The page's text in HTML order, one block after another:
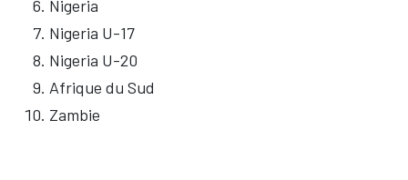
Nigeria
Nigeria U-17
Nigeria U-20
Afrique du Sud
Zambie